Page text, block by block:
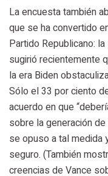
La encuesta también
que se ha convertido
Partido Republicano:
sugirió recientemente
la era Biden
Sólo el 33 por ciento
acuerdo en que
sobre la generación
se opuso a tal medida
seguro. (También
creencias de Vance